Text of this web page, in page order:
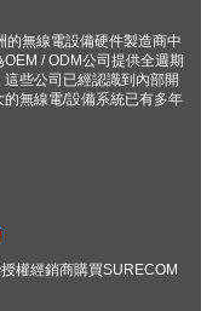
的無線電設備硬件製造商中
/ ODM公司提供全週期
些公司已經認識到內部開
無線電/設備系統已有多年
權經銷商購買SURECOM